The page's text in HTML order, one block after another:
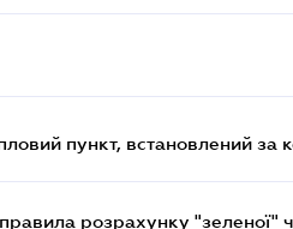
пункт, встановлений за
розрахунку "зеленої"